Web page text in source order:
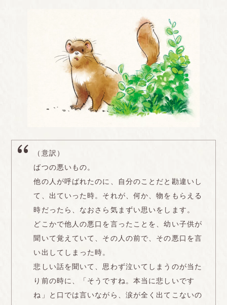
（意訳）
ばつの悪いもの。
他の人が呼ばれたのに、自分のことだと勘違いし
て、出ていった時。それが、何か、物をもらえる
時だったら、なおさら気まずい思いをします。
どこかで他人の悪口を言ったことを、幼い子供が
聞いて覚えていて、その人の前で、その悪口を言
い出してしまった時。
悲しい話を聞いて、思わず泣いてしまうのが当た
り前の時に、「そうですね。本当に悲しいです
ね」と口では言いながら、涙が全く出てこないの